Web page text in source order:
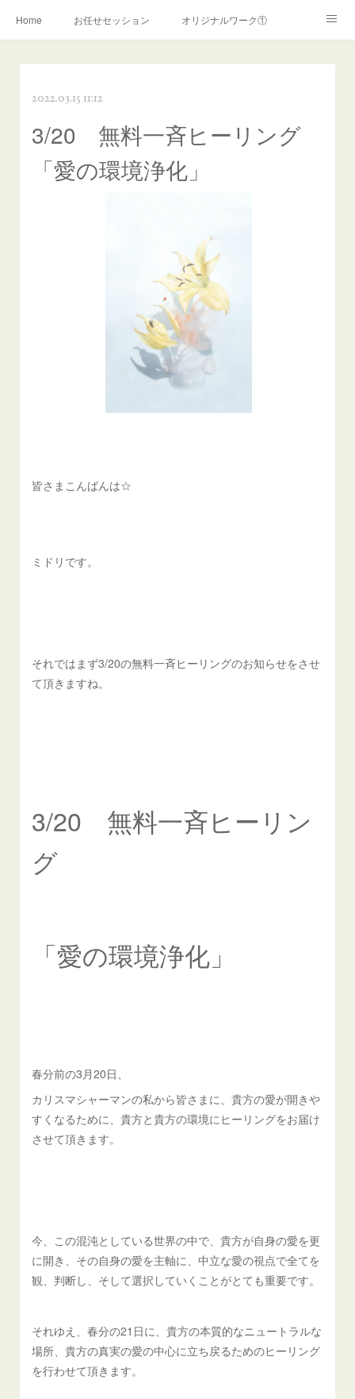
Home お任せセッション オリジナルワーク①
霊的覚醒サポート
リーブス認定ヒーリング リーブスヒーリング(~2019年)
お申込みフォーム 霊障解消ワーク
特定商取引法に関する表記
2022.03.15 11:12
3/20 無料一斉ヒーリング
「愛の環境浄化」
皆さまこんばんは☆
ミドリです。
それではまず3/20の無料一斉ヒーリングのお知らせをさせ
て頂きますね。
3/20 無料一斉ヒーリン
グ
「愛の環境浄化」
春分前の3月20日、
カリスマシャーマンの私から皆さまに、貴方の愛が開きや
すくなるために、貴方と貴方の環境にヒーリングをお届け
させて頂きます。
今、この混沌としている世界の中で、貴方が自身の愛を更
に開き、その自身の愛を主軸に、中立な愛の視点で全てを
観、判断し、そして選択していくことがとても重要です。
それゆえ、春分の21日に、貴方の本質的なニュートラルな
場所、貴方の真実の愛の中心に立ち戻るためのヒーリング
を行わせて頂きます。